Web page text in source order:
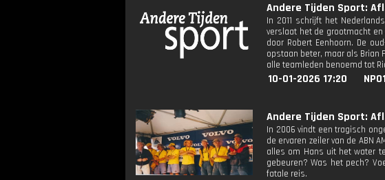
Andere Tijden Sport:
In 2011 schrijft het
verslaat het de grootmacht
door Robert Eenhoorn. De
opstaan beter, maar als Brian
alle teamleden benoemd tot
10-01-2026 17:20 NPO1
Andere Tijden Sport:
In 2006 vindt een tragisch
de ervaren zeiler van de ABN
alles om Hans uit het water
gebeuren? Was het pech?
fatale reis.